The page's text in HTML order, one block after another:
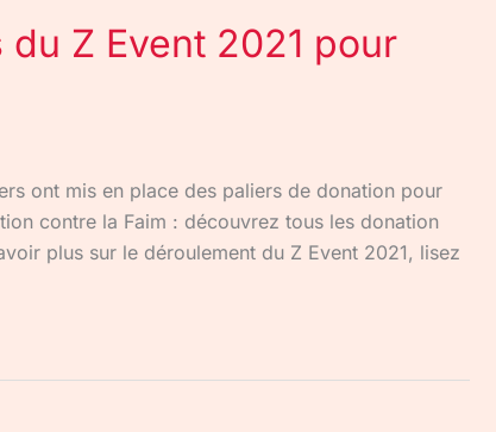
Z Event 2021 pour
ont mis en place des paliers de donation pour
contre la Faim : découvrez tous les donation
plus sur le déroulement du Z Event 2021, lisez